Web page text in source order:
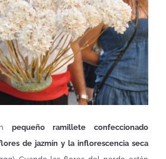
pequeño ramillete confeccionado
de jazmín y la inflorescencia seca